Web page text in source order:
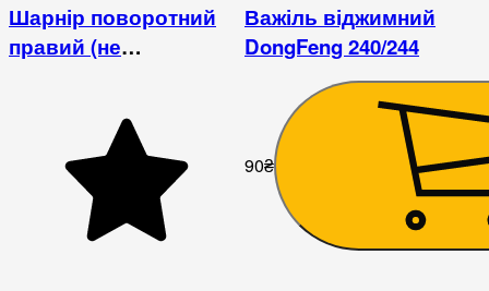
Шарнір поворотний
правий (не
Важіль віджимний
DongFeng 240/244
90₴